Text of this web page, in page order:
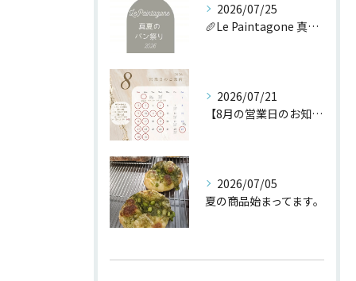
2026/07/25
🥖Le Paintagone 真夏のパン祭り🥖
2026/07/21
【8月の営業日のお知らせ】
2026/07/05
夏の商品始まってます。